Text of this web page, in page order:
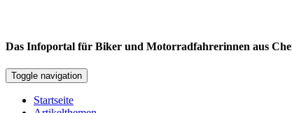
Das Infoportal für Biker und Motorradfahrerinnen aus
Toggle navigation
Startseite